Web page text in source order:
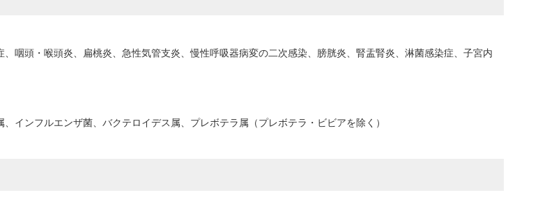
咽頭・喉頭炎、扁桃炎、急性気管支炎、慢性呼吸器病変の二次感染、膀胱炎、腎盂腎炎、淋菌感染症、子宮内
インフルエンザ菌、バクテロイデス属、プレボテラ属（プレボテラ・ビビアを除く）